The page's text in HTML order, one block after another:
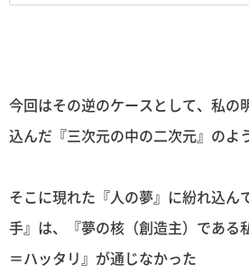
今回はその逆のケースとして、私の
込んだ『三次元の中の二次元』のよ
そこに現れた『人の夢』に紛れ込ん
手』は、『夢の核（創造主）である
＝ハッタリ』が通じなかった